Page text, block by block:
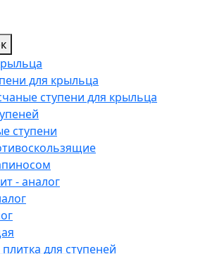
для крыльца
ступени для крыльца
ступени
- аналог
для ступеней